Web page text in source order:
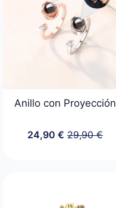
Anillo con Proyección
29,90€
El
24,90€ El